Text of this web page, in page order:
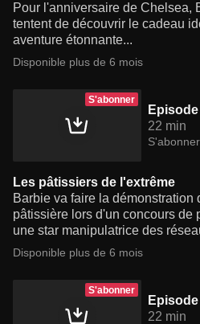
Pour l'anniversaire de Chelsea,
tentent de découvrir le cadeau
aventure étonnante...
Disponible plus de 6 mois
S'abonner
22 min
S'abonner
Les pâtissiers de l'extrême
Barbie va faire la démonstration
pâtissière lors d'un concours de
une star manipulatrice des
Disponible plus de 6 mois
S'abonner
22 min